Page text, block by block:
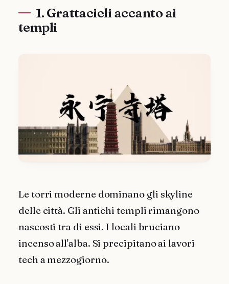
1. Grattacieli accanto ai
templi
Le torri moderne dominano gli skyline
delle città. Gli antichi templi rimangono
nascosti tra di essi. I locali bruciano
incenso all'alba. Si precipitano ai lavori
tech a mezzogiorno.